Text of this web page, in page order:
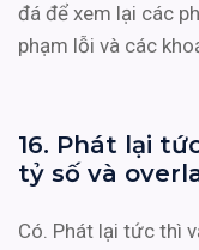
đá để xem lại các
phạm lỗi và các
16. Phát lại
tỷ số và
Có. Phát lại tức thì